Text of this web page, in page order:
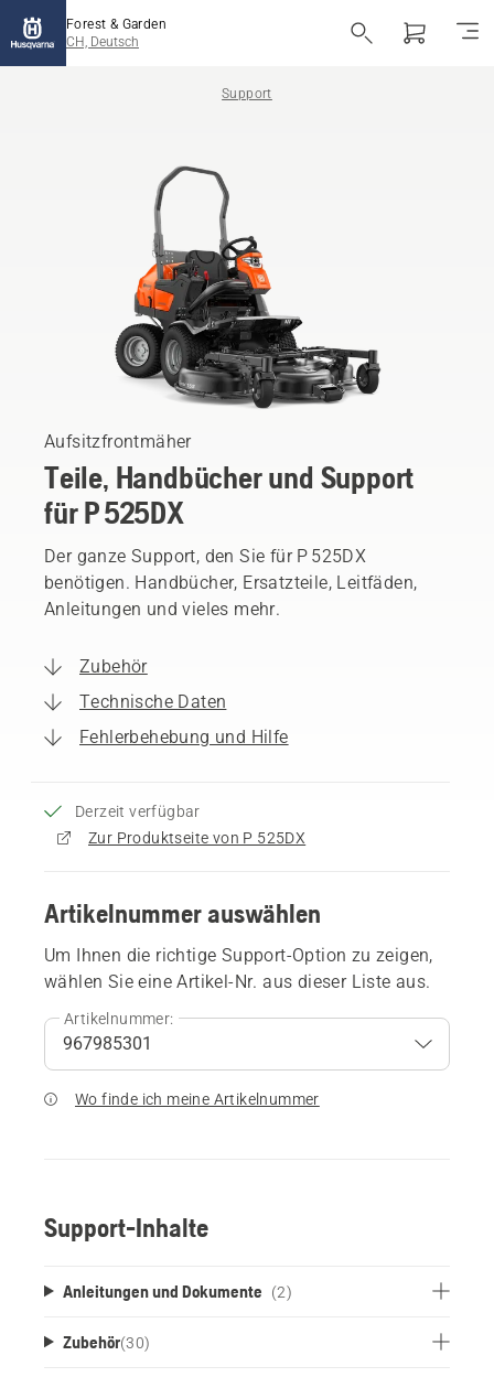
Forest & Garden
CH, Deutsch
Support
Aufsitzfrontmäher
Teile, Handbücher und Support
für P 525DX
Der ganze Support, den Sie für P 525DX
benötigen. Handbücher, Ersatzteile, Leitfäden,
Anleitungen und vieles mehr.
Zubehör
Technische Daten
Fehlerbehebung und Hilfe
Derzeit verfügbar
Zur Produktseite von P 525DX
Artikelnummer auswählen
Um Ihnen die richtige Support-Option zu zeigen,
wählen Sie eine Artikel-Nr. aus dieser Liste aus.
Artikelnummer:
Wo finde ich meine Artikelnummer
Support-Inhalte
Anleitungen und Dokumente (2)
Zubehör(30)